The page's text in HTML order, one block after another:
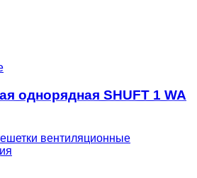
однорядная SHUFT 1 WA
вентиляционные